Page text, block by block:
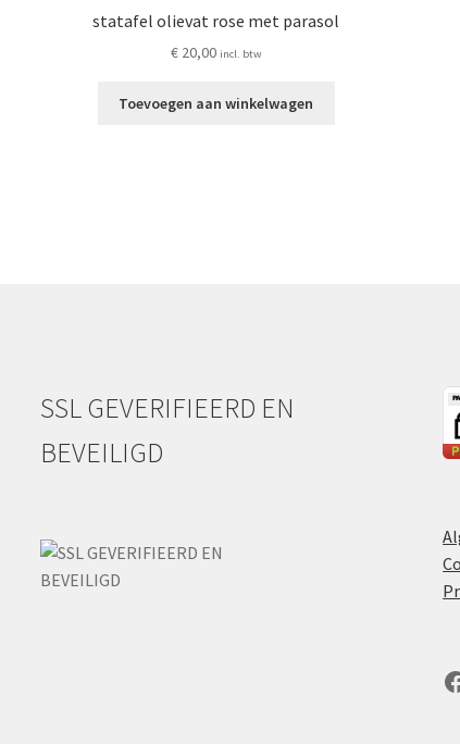
statafel olievat rose met parasol
€20,00 incl. btw
Toevoegen aan winkelwagen
SSL GEVERIFIEERD EN
BEVEILIGD